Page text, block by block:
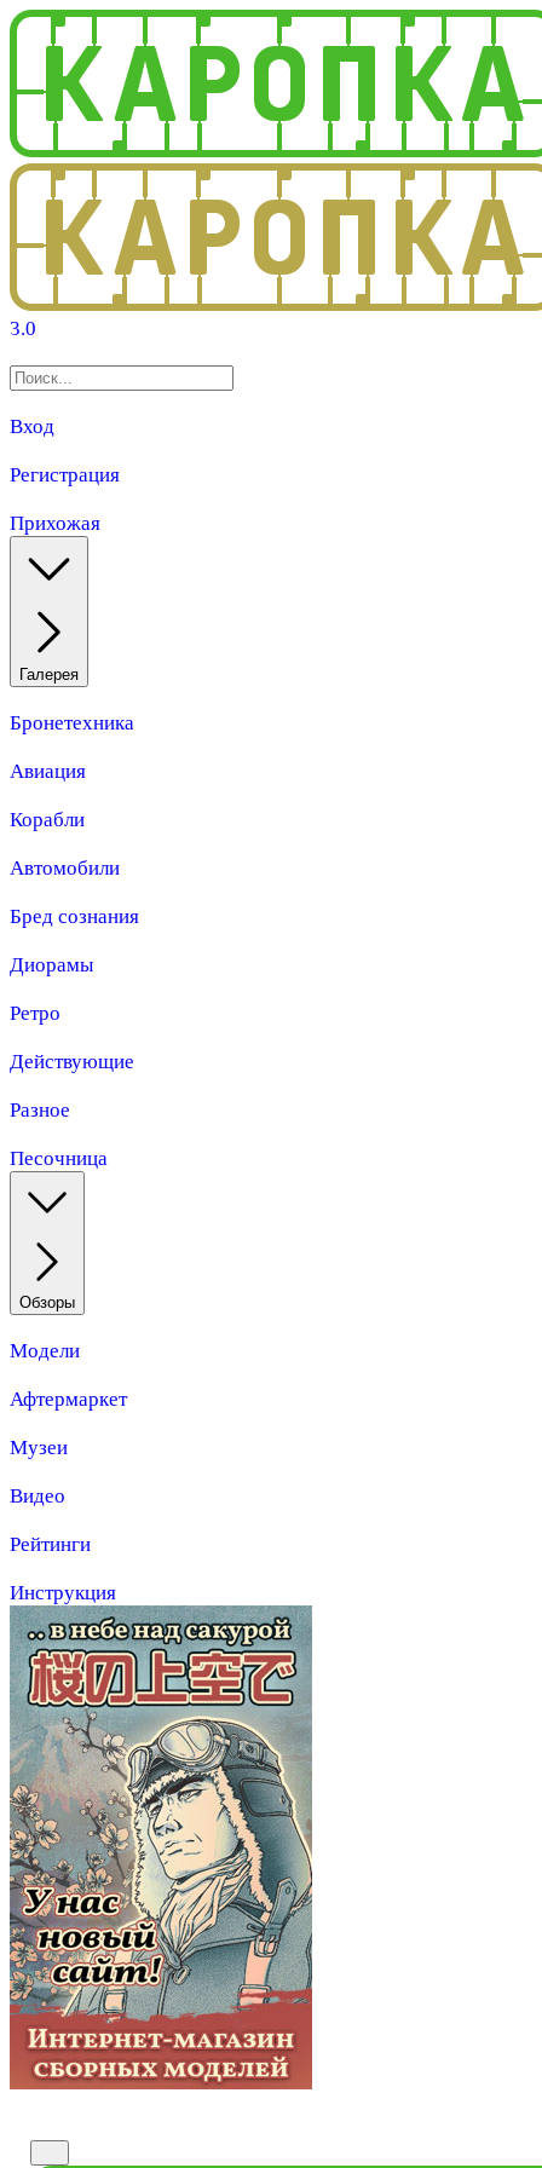
3.0
Вход
Регистрация
Прихожая
Галерея
Бронетехника
Авиация
Корабли
Автомобили
Бред сознания
Диорамы
Ретро
Действующие
Разное
Песочница
Обзоры
Модели
Афтермаркет
Музеи
Видео
Рейтинги
Инструкция